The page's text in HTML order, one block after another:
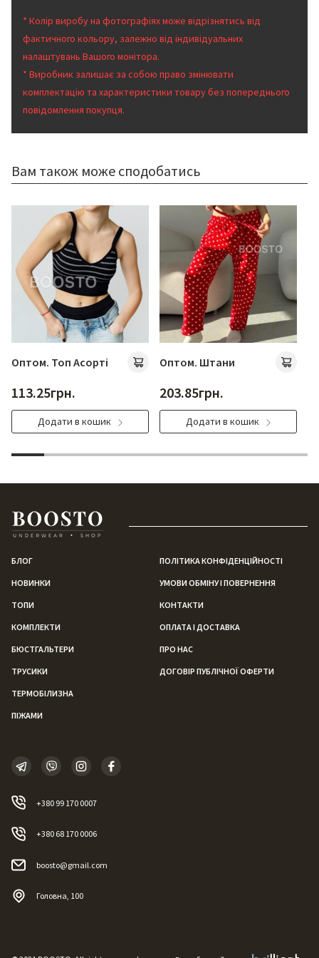
* Колір виробу на фотографіях може відрізнятись від
фактичного кольору, залежно від індивідуальних
налаштувань Вашого монітора.
* Виробник залишає за собою право змінювати
комплектацію та характеристики товару без попереднього
повідомлення покупця.
Вам також може сподобатись
Оптом. Топ Асорті
113.25грн.
Додати в кошик
Оптом. Штани
203.85грн.
Додати в кошик
БЛОГ
НОВИНКИ
ТОПИ
КОМПЛЕКТИ
БЮСТГАЛЬТЕРИ
ТРУСИКИ
ТЕРМОБІЛИЗНА
ПІЖАМИ
ПОЛІТИКА КОНФІДЕНЦІЙНОСТІ
УМОВИ ОБМІНУ І ПОВЕРНЕННЯ
КОНТАКТИ
ОПЛАТА І ДОСТАВКА
ПРО НАС
ДОГОВІР ПУБЛІЧНОЇ ОФЕРТИ
+380 99 170 0007
+380 68 170 0006
boosto@gmail.com
Головна, 100